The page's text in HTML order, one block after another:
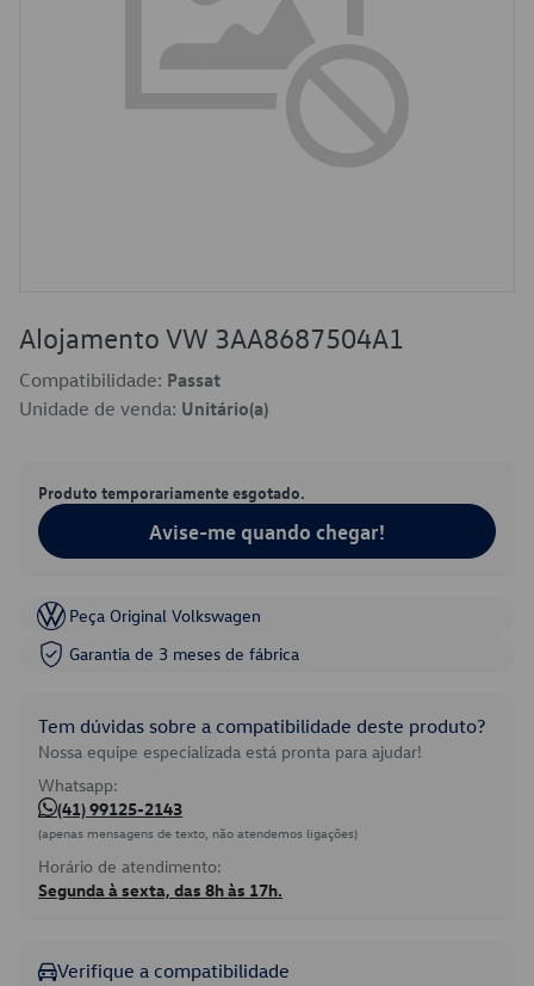
Alojamento VW 3AA8687504A1
Compatibilidade: Passat
Unidade de venda: Unitário(a)
Produto temporariamente esgotado.
Avise-me quando chegar!
Peça Original Volkswagen
Garantia de 3 meses de fábrica
Tem dúvidas sobre a compatibilidade deste produto?
Nossa equipe especializada está pronta para ajudar!
Whatsapp:
(41) 99125-2143
(apenas mensagens de texto, não atendemos ligações)
Horário de atendimento:
Segunda à sexta, das 8h às 17h.
Verifique a compatibilidade